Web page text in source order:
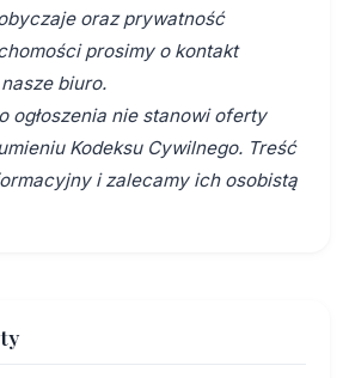
oraz prywatność
prosimy o kontakt
biuro.
ogłoszenia nie stanowi oferty
Kodeksu Cywilnego. Treść
i zalecamy ich osobistą